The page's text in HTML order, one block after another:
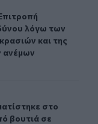
λόγω των
λόγω των
και της
ανέμων
μετά από βουτιά
στο
στο
βουτιά σε